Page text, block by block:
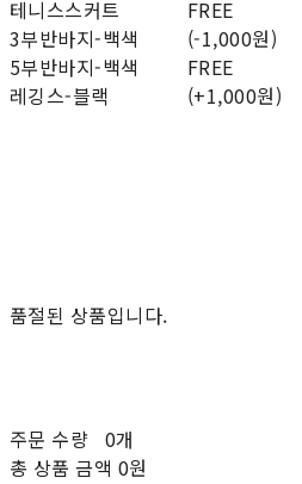
테니스스커트
3부반바지-백색
5부반바지-백색
레깅스-블랙
FREE
(-1,000원)
FREE
(+1,000원)
품절된 상품입니다.
주문 수량 0개
총 상품 금액 0원